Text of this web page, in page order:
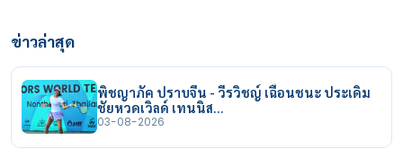
ข่าวล่าสุด
พิชญาภัค ปราบจีน - วีรวิชญ์ เฉือนชนะ ประเดิม
ชัยหวดเวิลด์ เทนนิส…
03-08-2026